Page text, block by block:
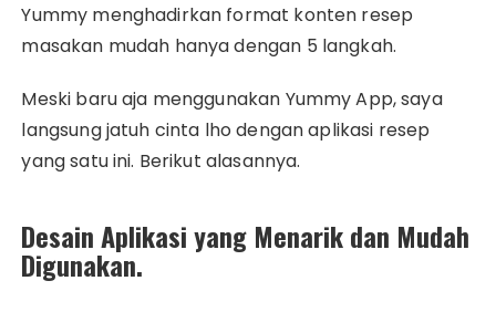
Yummy menghadirkan format konten resep
masakan mudah hanya dengan 5 langkah.
Meski baru aja menggunakan Yummy App, saya
langsung jatuh cinta lho dengan aplikasi resep
yang satu ini. Berikut alasannya.
Desain Aplikasi yang Menarik dan Mudah
Digunakan.